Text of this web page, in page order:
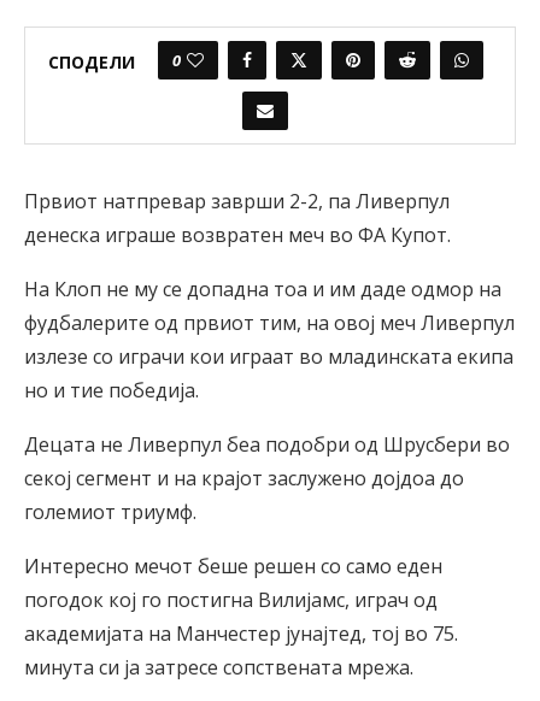
СПОДЕЛИ 0
Првиот натпревар заврши 2-2, па Ливерпул
денеска играше возвратен меч во ФА Купот.
На Клоп не му се допадна тоа и им даде одмор на
фудбалерите од првиот тим, на овој меч Ливерпул
излезе со играчи кои играат во младинската екипа
но и тие победија.
Децата не Ливерпул беа подобри од Шрусбери во
секој сегмент и на крајот заслужено дојдоа до
големиот триумф.
Интересно мечот беше решен со само еден
погодок кој го постигна Вилијамс, играч од
академијата на Манчестер јунајтед, тој во 75.
минута си ја затресе сопствената мрежа.